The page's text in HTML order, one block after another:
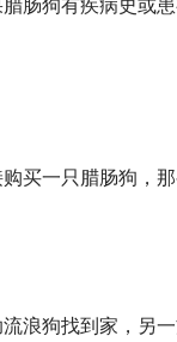
一只腊肠狗，那
狗找到家，另